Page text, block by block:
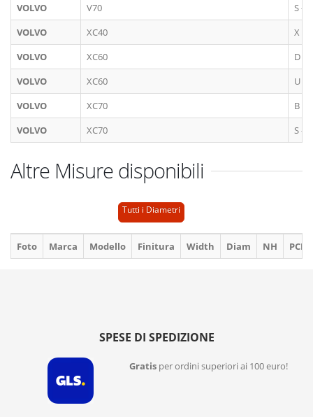
VOLVO
V70
S - J
VOLVO
XC40
X
VOLVO
XC60
D
VOLVO
XC60
U
VOLVO
XC70
B
VOLVO
XC70 S - J
Altre Misure disponibili
Tutti i Diametri
Foto Marca Modello Finitura Width Diam NH PCD
SPESE DI SPEDIZIONE
Gratis per ordini superiori ai 100 euro!